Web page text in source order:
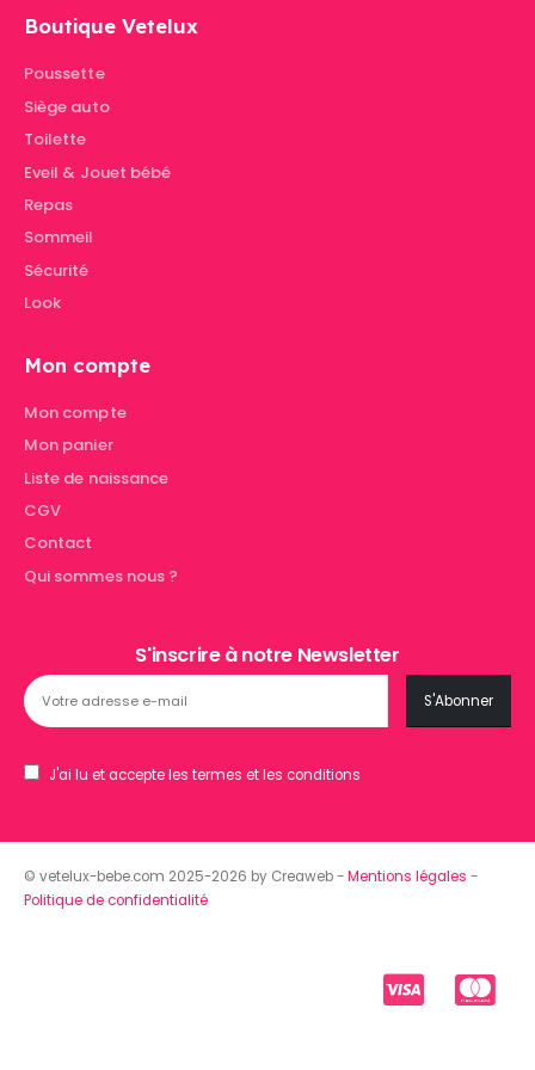
Boutique Vetelux
Poussette
Siège auto
Toilette
Eveil & Jouet bébé
Repas
Sommeil
Sécurité
Look
Mon compte
Mon compte
Mon panier
Liste de naissance
CGV
Contact
Qui sommes nous ?
S'inscrire à notre Newsletter
J'ai lu et accepte les termes et les conditions
© vetelux-bebe.com 2025-2026 by Creaweb -Mentions légales -
Politique de confidentialité